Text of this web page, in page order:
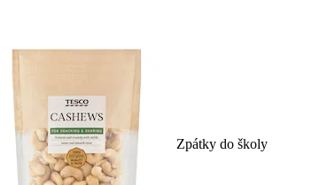
Zpátky do školy